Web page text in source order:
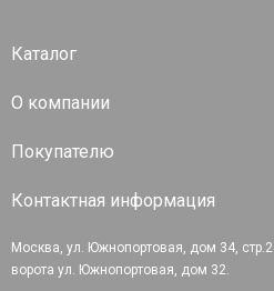
Каталог
О компании
Покупателю
Контактная информация
Москва, ул. Южнопортовая, дом 34,
ворота ул. Южнопортовая, дом 32.